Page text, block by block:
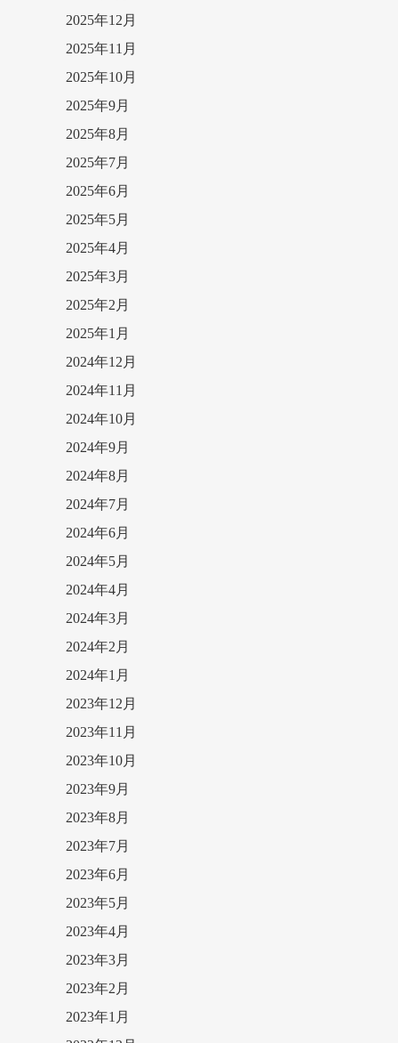
2025年12月
2025年11月
2025年10月
2025年9月
2025年8月
2025年7月
2025年6月
2025年5月
2025年4月
2025年3月
2025年2月
2025年1月
2024年12月
2024年11月
2024年10月
2024年9月
2024年8月
2024年7月
2024年6月
2024年5月
2024年4月
2024年3月
2024年2月
2024年1月
2023年12月
2023年11月
2023年10月
2023年9月
2023年8月
2023年7月
2023年6月
2023年5月
2023年4月
2023年3月
2023年2月
2023年1月